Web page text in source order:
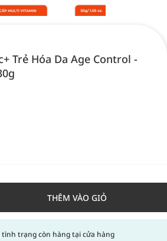
Trẻ Hóa Da Age Control -
THÊM VÀO GIỎ
tình trạng còn hàng tại cửa hàng